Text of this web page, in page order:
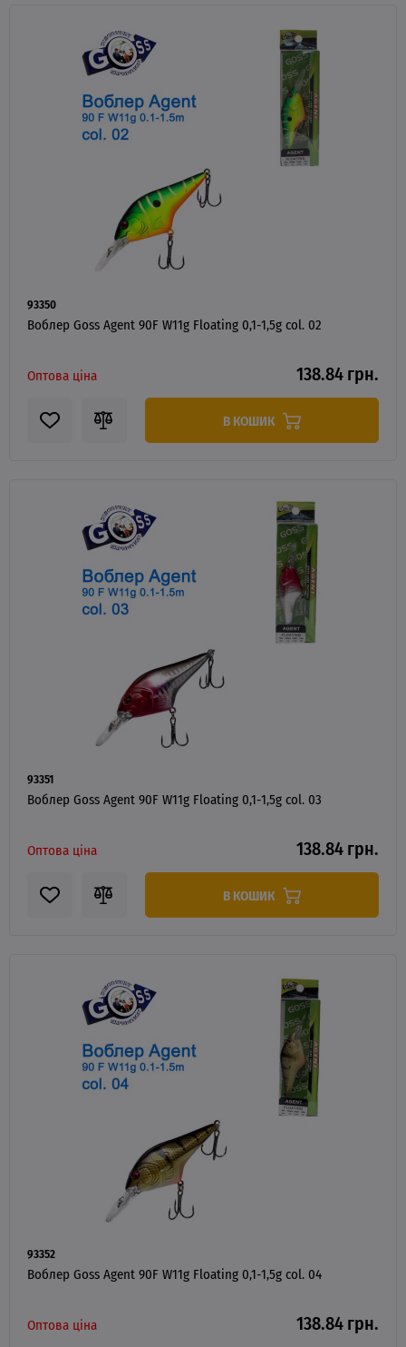
93350
Воблер Goss Agent 90F W11g Floating 0,1-1,5g col. 02
Оптова ціна 138.84 грн.
В КОШИК
93351
Воблер Goss Agent 90F W11g Floating 0,1-1,5g col. 03
Оптова ціна 138.84 грн.
В КОШИК
93352
Воблер Goss Agent 90F W11g Floating 0,1-1,5g col. 04
Оптова ціна 138.84 грн.